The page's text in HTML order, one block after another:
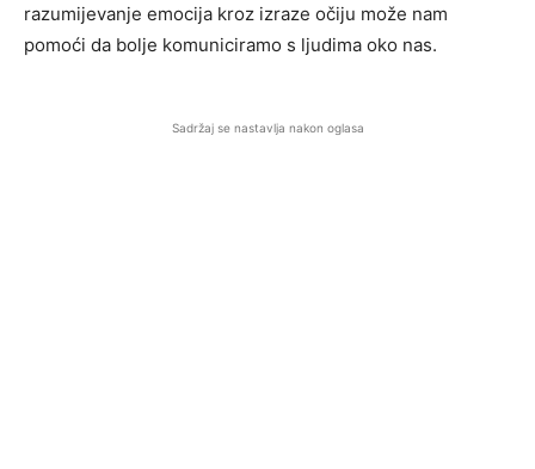
razumijevanje emocija kroz izraze očiju može nam
pomoći da bolje komuniciramo s ljudima oko nas.
Sadržaj se nastavlja nakon oglasa